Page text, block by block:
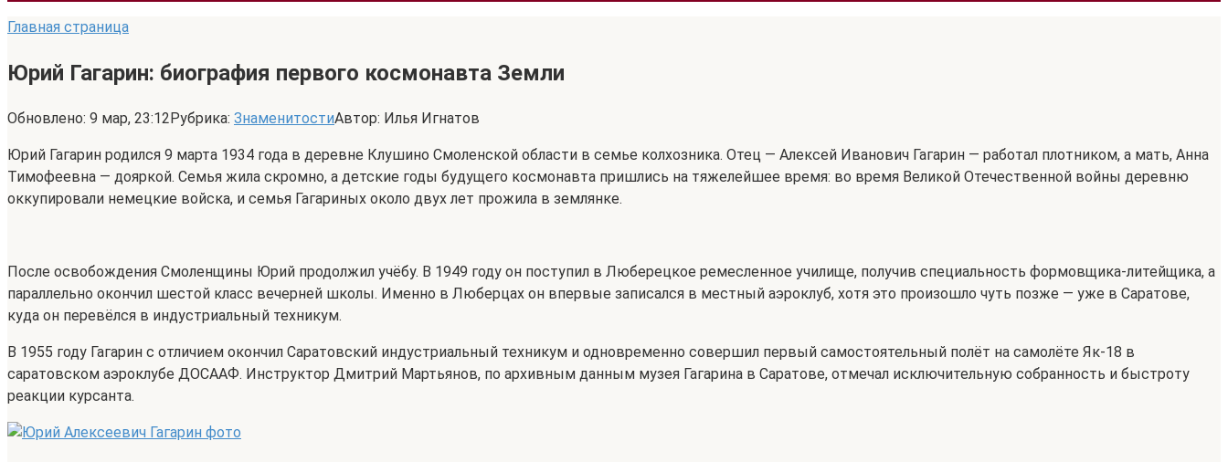
Главная страница
Юрий Гагарин: биография первого космонавта Земли
Обновлено: 9 мар, 23:12Рубрика: ЗнаменитостиАвтор: Илья Игнатов
Юрий Гагарин родился 9 марта 1934 года в деревне Клушино Смоленской области в семье колхозника. Отец — Алексей Иванович Гагарин — работал плотником, а мать, Анна
Тимофеевна — дояркой. Семья жила скромно, а детские годы будущего космонавта пришлись на тяжелейшее время: во время Великой Отечественной войны деревню
оккупировали немецкие войска, и семья Гагариных около двух лет прожила в землянке.
После освобождения Смоленщины Юрий продолжил учёбу. В 1949 году он поступил в Люберецкое ремесленное училище, получив специальность формовщика-литейщика, а
параллельно окончил шестой класс вечерней школы. Именно в Люберцах он впервые записался в местный аэроклуб, хотя это произошло чуть позже — уже в Саратове,
куда он перевёлся в индустриальный техникум.
В 1955 году Гагарин с отличием окончил Саратовский индустриальный техникум и одновременно совершил первый самостоятельный полёт на самолёте Як-18 в
саратовском аэроклубе ДОСААФ. Инструктор Дмитрий Мартьянов, по архивным данным музея Гагарина в Саратове, отмечал исключительную собранность и быстроту
реакции курсанта.